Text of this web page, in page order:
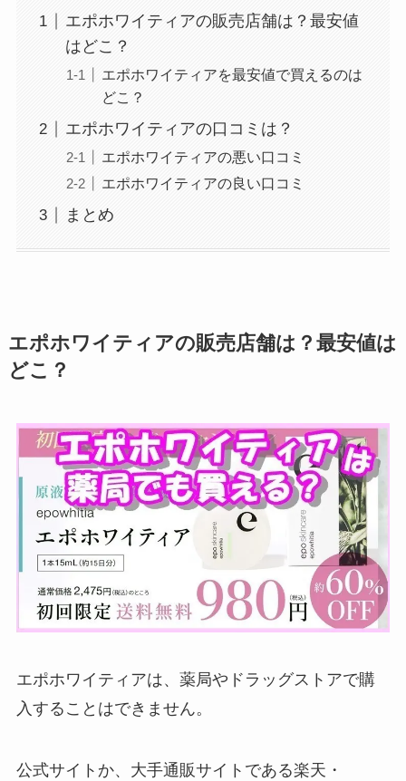
エポホワイティアの販売店舗は？最安値
はどこ？
エポホワイティアを最安値で買えるのは
どこ？
エポホワイティアの口コミは？
エポホワイティアの悪い口コミ
エポホワイティアの良い口コミ
まとめ
エポホワイティアの販売店舗は？最安値は
どこ？
エポホワイティアは、薬局やドラッグストアで購
入することはできません。
公式サイトか、大手通販サイトである楽天・